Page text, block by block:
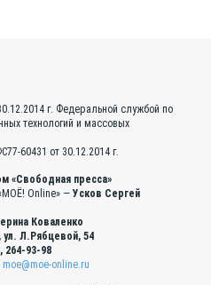
г. Федеральной службой по
технологий и массовых
60431 от 30.12.2014 г.
«Свободная пресса»
Online» — Усков Сергей
Коваленко
ул. Л.Рябцевой, 54
264-93-98
moe@moe-online.ru